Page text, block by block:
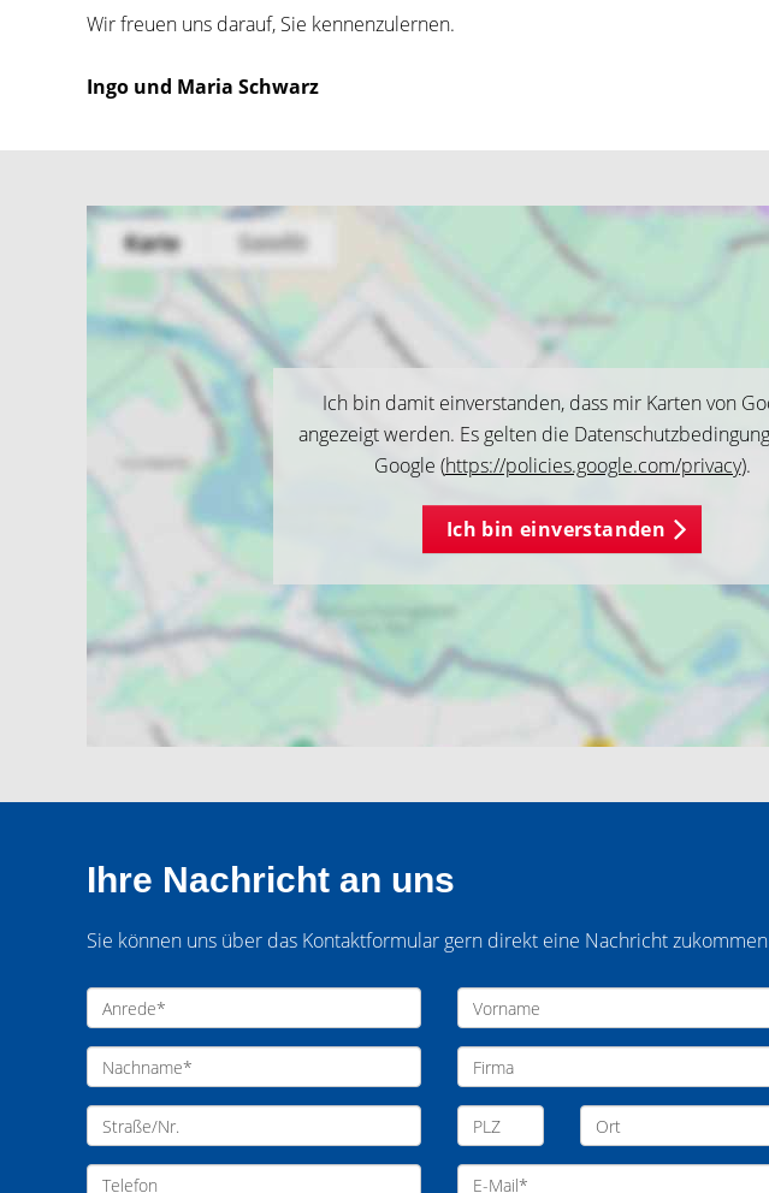
Wir freuen uns darauf, Sie kennenzulernen.
Ingo und Maria Schwarz
Ich bin damit einverstanden, dass mir Karten von
angezeigt werden. Es gelten die
Google (https://policies.google.com/privacy).
Ich bin einverstanden
Ihre Nachricht an uns
Sie können uns über das Kontaktformular gern direkt eine Nachricht zukommen